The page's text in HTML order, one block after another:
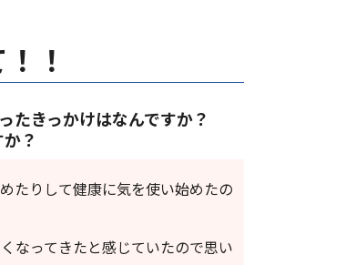
！
たきっかけはなんですか？
？
たりして健康に気を使い始めたの
なってきたと感じていたので思い